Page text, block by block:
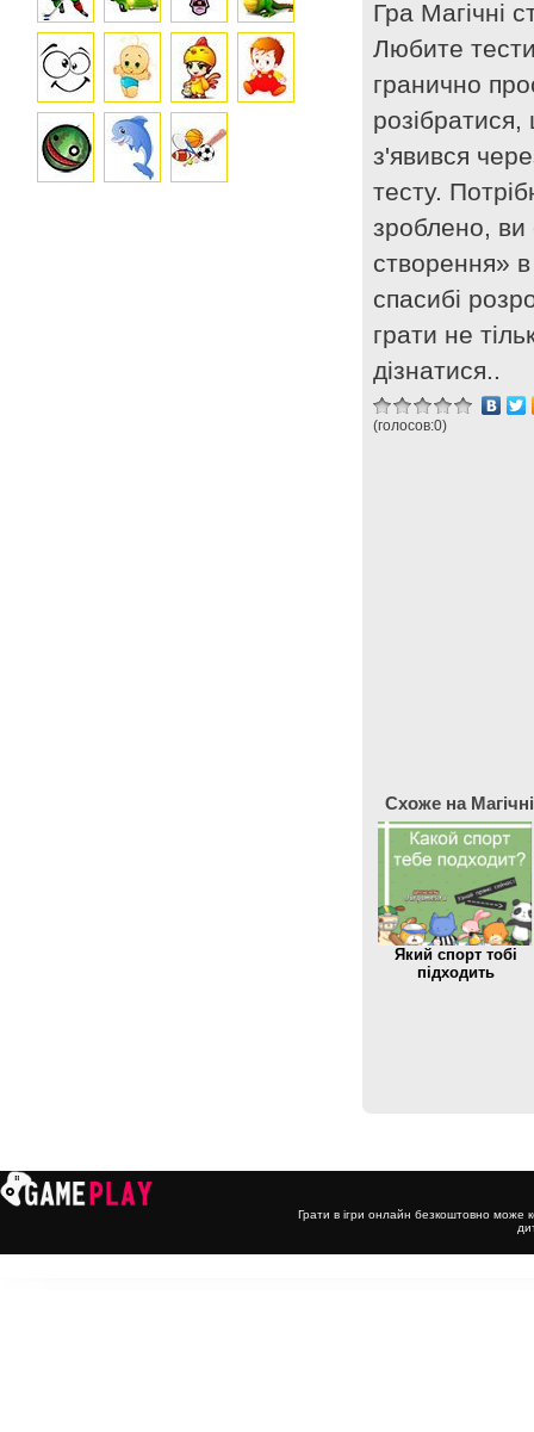
Гра Магічні
Любите
гранично
з'явився
тесту.
зроблено, ви
створення»
спасибі
грати не
дізнатися..
(голосов:0)
Схоже на
Який спорт тобі
підходить
Грати в ігри онлайн безкоштовно може